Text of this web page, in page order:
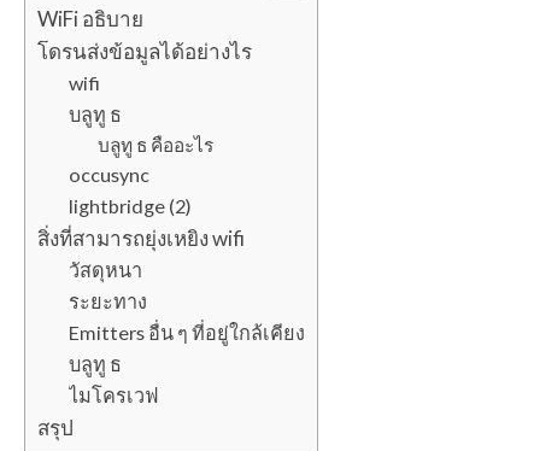
WiFi อธิบาย
โดรนส่งข้อมูลได้อย่างไร
wifi
บลูทู ธ
บลูทู ธ คืออะไร
occusync
lightbridge (2)
สิ่งที่สามารถยุ่งเหยิง wifi
วัสดุหนา
ระยะทาง
Emitters อื่น ๆ ที่อยู่ใกล้เคียง
บลูทู ธ
ไมโครเวฟ
สรุป